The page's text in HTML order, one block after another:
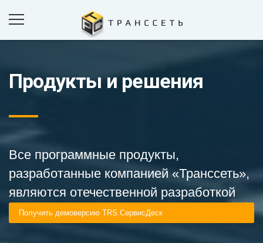
ПРОДУКТЫ И РЕШЕНИЯ
КОМПАНИЯ
КОНТАКТЫ
ОБРАТНАЯ СВЯЗЬ
Продукты и решения
Все программные продукты,
разработанные компанией «Транссеть»,
являются отечественной разработкой
Получить демоверсию TRS.СервисДеск